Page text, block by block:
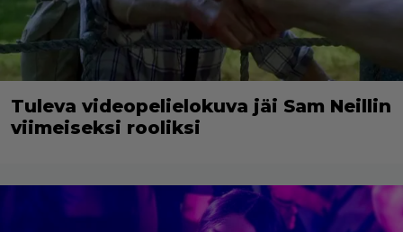
Tuleva videopelielokuva jäi Sam Neillin
viimeiseksi rooliksi